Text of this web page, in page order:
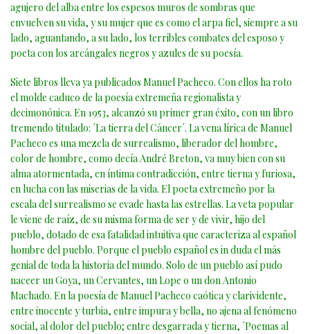
agujero del alba entre los espesos muros de sombras que
envuelven su vida, y su mujer que es como el arpa fiel, siempre a su
lado, aguantando, a su lado, los terribles combates del esposo y
poeta con los arcángales negros y azules de su poesía.
Siete libros lleva ya publicados Manuel Pacheco. Con ellos ha roto
el molde caduco de la poesía extremeña regionalista y
decimonónica. En 1953, alcanzó su primer gran éxito, con un libro
tremendo titulado: ´La tierra del Cáncer´. La vena lírica de Manuel
Pacheco es una mezcla de surrealismo, liberador del hombre,
color de hombre, como decía André Breton, va muy bien con su
alma atormentada, en íntima contradicción, entre tierna y furiosa,
en lucha con las miserias de la vida. El poeta extremeño por la
escala del surrealismo se evade hasta las estrellas. La veta popular
le viene de raíz, de su misma forma de ser y de vivir, hijo del
pueblo, dotado de esa fatalidad intuitiva que caracteriza al español
hombre del pueblo. Porque el pueblo español es in duda el más
genial de toda la historia del mundo. Solo de un pueblo así pudo
naceer un Goya, un Cervantes, un Lope o un don Antonio
Machado. En la poesía de Manuel Pacheco caótica y clarividente,
entre inocente y turbia, entre impura y bella, no ajena al fenómeno
social, al dolor del pueblo; entre desgarrada y tierna, ´Poemas al